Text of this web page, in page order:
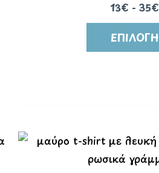
13€ - 35€
ΕΠΙΛΟΓΉ